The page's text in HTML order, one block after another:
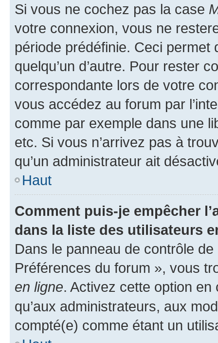
Si vous ne cochez pas la case
votre connexion, vous ne
période prédéfinie. Ceci permet
quelqu’un d’autre. Pour rester
correspondante lors de votre
vous accédez au forum par
comme par exemple dans une
etc. Si vous n’arrivez pas à
qu’un administrateur ait
Haut
Comment puis-je empêcher
dans la liste des utilisateurs
Dans le panneau de contrôle
Préférences du forum », vous
en ligne. Activez cette option
qu’aux administrateurs, aux
compté(e) comme étant un